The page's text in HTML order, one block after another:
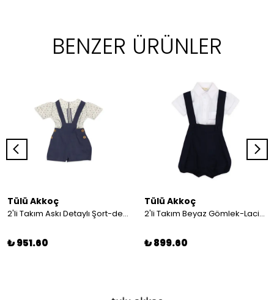
BENZER ÜRÜNLER
Tülü Akkoç
2'li Takım Askı Detaylı Şort-desenli Gömlek
₺ 951.60
Tülü Akkoç
2'li Takım Beyaz Gömlek-Lacivert Askılı Şort
₺ 899.60